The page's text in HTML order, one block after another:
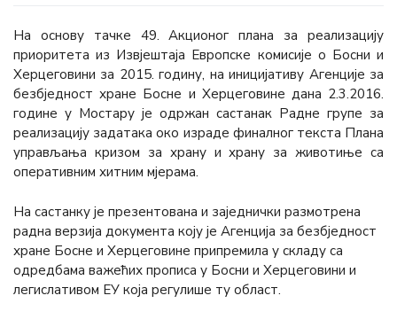
На основу тачке 49. Акционог плана за реализацију
приоритета из Извјештаја Европске комисије о Босни и
Херцеговини за 2015. годину, на иницијативу Агенције за
безбједност хране Босне и Херцеговине дана 2.3.2016.
године у Мостару је одржан састанак Радне групе за
реализацију задатака око израде финалног текста Плана
управљања кризом за храну и храну за животиње са
оперативним хитним мјерама.
На састанку је презентована и заједнички размотрена
радна верзија документа коју је Агенција за безбједност
хране Босне и Херцеговине припремила у складу са
одредбама важећих прописа у Босни и Херцеговини и
легислативом ЕУ која регулише ту област.